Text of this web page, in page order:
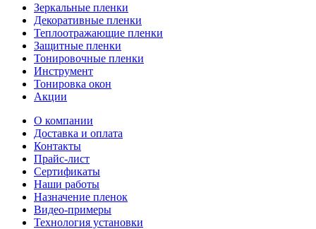
Зеркальные пленки
Декоративные пленки
Теплоотражающие пленки
Защитные пленки
Тонировочные пленки
Инструмент
Тонировка окон
Акции
О компании
Доставка и оплата
Контакты
Прайс-лист
Сертификаты
Наши работы
Назначение пленок
Видео-примеры
Технология установки